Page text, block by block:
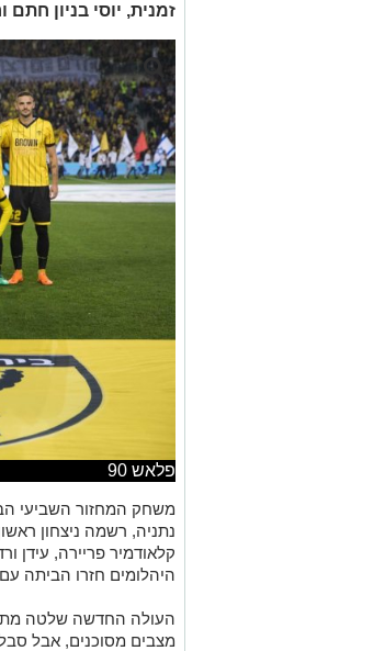
זמנית, יוסי בניון
פלאש 90
משחק המחזור השביעי
נתניה, רשמה ניצחון
קלאודמיר פריירה, עידן
היהלומים חזרו הביתה
העולה החדשה שלטה
מצבים מסוכנים, אבל